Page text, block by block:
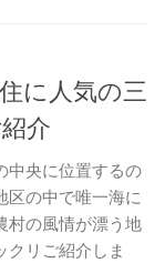
に人気の三
介
中央に位置するの
区の中で唯一海に
村の風情が漂う地
クリご紹介しま